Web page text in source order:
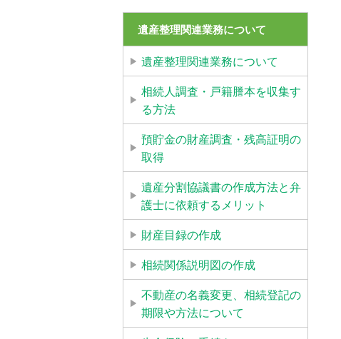
遺産整理関連業務について
遺産整理関連業務について
相続人調査・戸籍謄本を収集す
る方法
預貯金の財産調査・残高証明の
取得
遺産分割協議書の作成方法と弁
護士に依頼するメリット
財産目録の作成
相続関係説明図の作成
不動産の名義変更、相続登記の
期限や方法について